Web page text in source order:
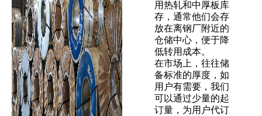
用热轧和中厚板库
存，通常他们会存
放在离钢厂附近的
仓储中心，便于降
低转用成本。
在市场上，往往储
备标准的厚度，如
用户有需要，我们
可以通过少量的起
订量，为用户代订